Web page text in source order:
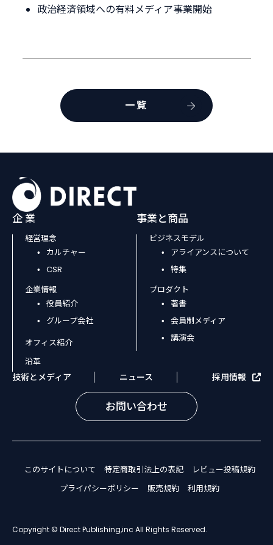
政治経済領域への有料メディア事業開始
一覧
企 業
経営理念
カルチャー
CSR
企業情報
役員紹介
グループ会社
オフィス紹介
沿革
事業と商品
ビジネスモデル
アライアンスについて
特集
プロダクト
著書
会員制メディア
講演会
技術とメディア ニュース 採用情報
お問い合わせ
このサイトについて 特定商取引法上の表記
レビュー投稿規約
プライパシーポリシー
販売規約 利用規約
Copyright © Direct Publishing,inc All Rights Reserved.